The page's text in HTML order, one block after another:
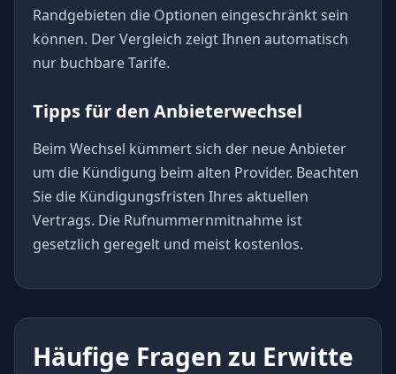
Randgebieten die Optionen eingeschränkt sein
können. Der Vergleich zeigt Ihnen automatisch
nur buchbare Tarife.
Tipps für den Anbieterwechsel
Beim Wechsel kümmert sich der neue Anbieter
um die Kündigung beim alten Provider. Beachten
Sie die Kündigungsfristen Ihres aktuellen
Vertrags. Die Rufnummernmitnahme ist
gesetzlich geregelt und meist kostenlos.
Häufige Fragen zu Erwitte